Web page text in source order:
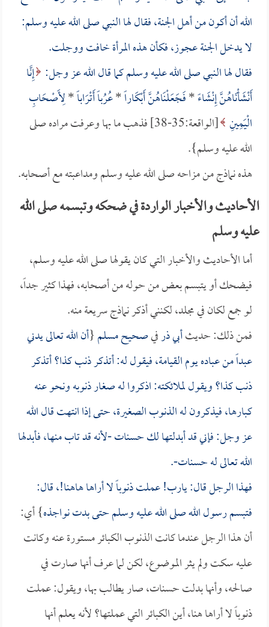
الله أن أكون من أهل الجنة، فقال لها النبي صلى الله عليه وسلم:
لا يدخل الجنة عجوز، فكأن هذه المرأة خافت ووجلت.
فقال لها النبي صلى الله عليه وسلم كما قال الله عز وجل: إِنَّا
أَنْشَأْنَاهُنَّ إِنْشَاءً*فَجَعَلْنَاهُنَّ أَبْكَاراً*عُرُباً أَتْرَاباً*لِأَصْحَابِ
الْيَمِينِ
[الواقعة:35-38] فذهب ما بها وعرفت مراده صلى
الله عليه وسلم}.
هذه نماذج من مزاحه صلى الله عليه وسلم ومداعبته مع أصحابه.
الأحاديث والأخبار الواردة في ضحكه وتبسمه صلى الله
عليه وسلم
أما الأحاديث والأخبار التي كان يقولها صلى الله عليه وسلم،
فيضحك أو يتبسم بعض من حوله من أصحابه، فهذا كثير جداً،
لو جمع لكان في مجلد، لكنني أذكر نماذج سريعة منه.
فمن ذلك: حديثأبي ذرفيصحيح مسلم{أن الله تعالى يدني
عبداً من عباده يوم القيامة، فيقول له: أتذكر ذنب كذا؟ أتذكر
ذنب كذا؟ ويقول لملائكته: اذكروا له صغار ذنوبه ونحو عنه
كبارها، فيذكرون له الذنوب الصغيرة، حتى إذا انتهت قال الله
عز وجل: فإني قد أبدلتها لك حسنات -لأنه قد تاب منها، فأبدلها
الله تعالى له حسنات-.
فهذا الرجل قال: يارب! عملت ذنوباً لا أراها هاهنا!، قال:
فتبسم رسول الله صلى الله عليه وسلم حتى بدت نواجذه} أي:
أن هذا الرجل عندما كانت الذنوب الكبائر مستورة عنه وكانت
عليه سكت ولم يثر الموضوع، لكن لما عرف أنها صارت في
صالحه، وأنها بدلت حسنات، صار يطالب بها، ويقول: عملت
ذنوباً لا أراها هنا، أين الكبائر التي عملتها؟ لأنه يعلم أنها